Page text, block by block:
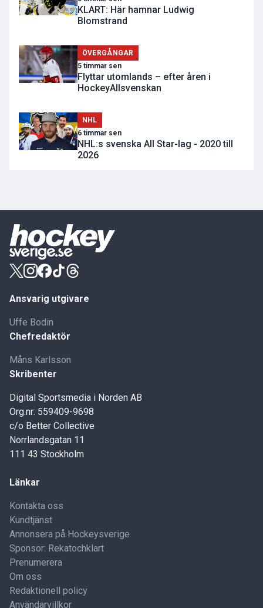
KLART: Här hamnar Ludwig
Blomstrand
ÖVERGÅNGAR
5 timmar sen
Flyttar utomlands – efter åren i
HockeyAllsvenskan
NHL
6 timmar sen
NHL:s svenska All Star-lag - 2020 till
2026
Ansvarig utgivare
Uffe Bodin
Chefredaktör
Måns Karlsson
Skribenter
Digital Sportsmedia i Norden AB
Org.nr: 559409-9698
c/o Better Collective
Norrlandsgatan 11
111 43 Stockholm
Länkar
Kontakta oss
Kundtjänst
Annonsera på Hockeysverige
Sponsor: Rekatochklart
Prenumerera
Om oss
Redaktionell policy
Användarvillkor